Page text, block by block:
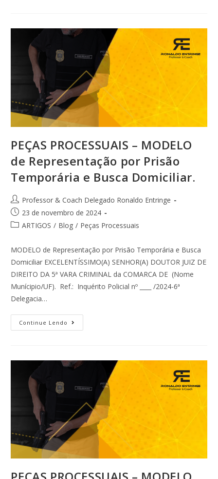
PEÇAS PROCESSUAIS – MODELO
de Representação por Prisão
Temporária e Busca Domiciliar.
Professor & Coach Delegado Ronaldo Entringe
23 de novembro de 2024
ARTIGOS / Blog / Peças Processuais
MODELO de Representação por Prisão Temporária e Busca
Domiciliar EXCELENTÍSSIMO(A) SENHOR(A) DOUTOR JUIZ DE
DIREITO DA 5ª VARA CRIMINAL da COMARCA DE (Nome
Munícipio/UF). Ref.: Inquérito Policial nº ____ /2024-6ª
Delegacia…
Continue Lendo